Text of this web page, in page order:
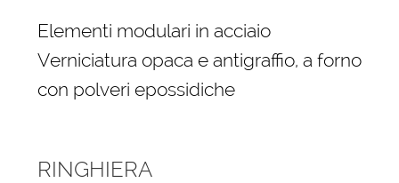
Elementi modulari in acciaio
Verniciatura opaca e antigraffio, a forno
con polveri epossidiche
RINGHIERA